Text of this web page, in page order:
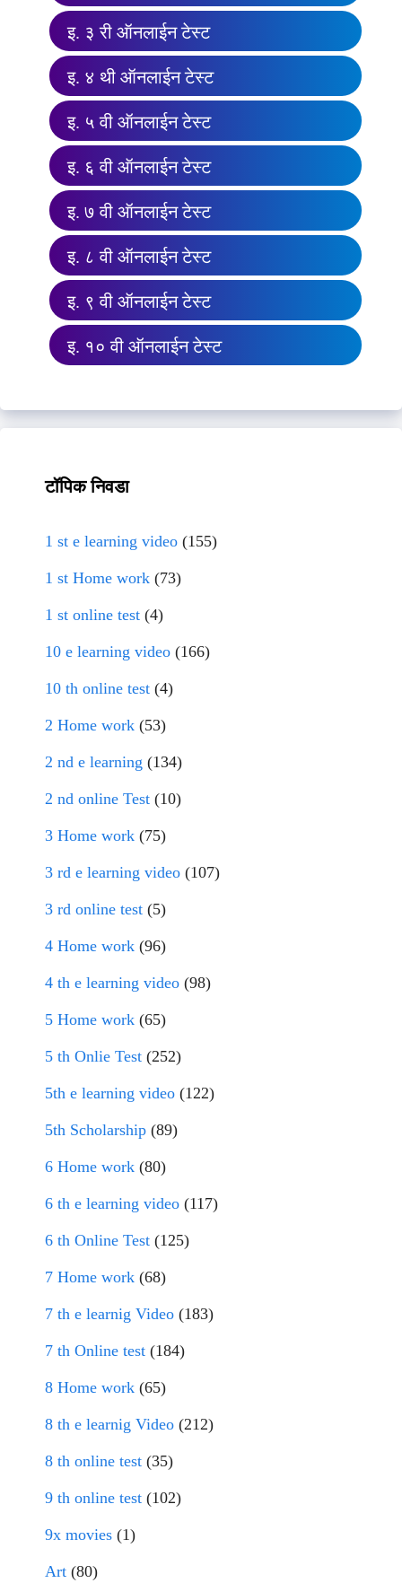
इ. ३ री ऑनलाईन टेस्ट
इ. ४ थी ऑनलाईन टेस्ट
इ. ५ वी ऑनलाईन टेस्ट
इ. ६ वी ऑनलाईन टेस्ट
इ. ७ वी ऑनलाईन टेस्ट
इ. ८ वी ऑनलाईन टेस्ट
इ. ९ वी ऑनलाईन टेस्ट
इ. १० वी ऑनलाईन टेस्ट
टॉपिक निवडा
1 st e learning video (155)
1 st Home work (73)
1 st online test (4)
10 e learning video (166)
10 th online test (4)
2 Home work (53)
2 nd e learning (134)
2 nd online Test (10)
3 Home work (75)
3 rd e learning video (107)
3 rd online test (5)
4 Home work (96)
4 th e learning video (98)
5 Home work (65)
5 th Onlie Test (252)
5th e learning video (122)
5th Scholarship (89)
6 Home work (80)
6 th e learning video (117)
6 th Online Test (125)
7 Home work (68)
7 th e learnig Video (183)
7 th Online test (184)
8 Home work (65)
8 th e learnig Video (212)
8 th online test (35)
9 th online test (102)
9x movies (1)
Art (80)